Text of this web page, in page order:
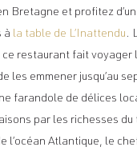
Bretagne et profitez
à la table de L’Inattendu .
ce restaurant fait voyager
les emmener jusqu’au
farandole de délices
par les richesses du
l’océan Atlantique, le